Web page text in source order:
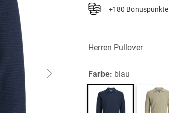
+180 Bonuspunkte
Herren Pullover
Farbe: blau